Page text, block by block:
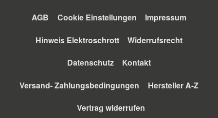
AGB Cookie Einstellungen Impressum
Hinweis Elektroschrott Widerrufsrecht
Datenschutz Kontakt
Versand- Zahlungsbedingungen Hersteller A-Z
Vertrag widerrufen